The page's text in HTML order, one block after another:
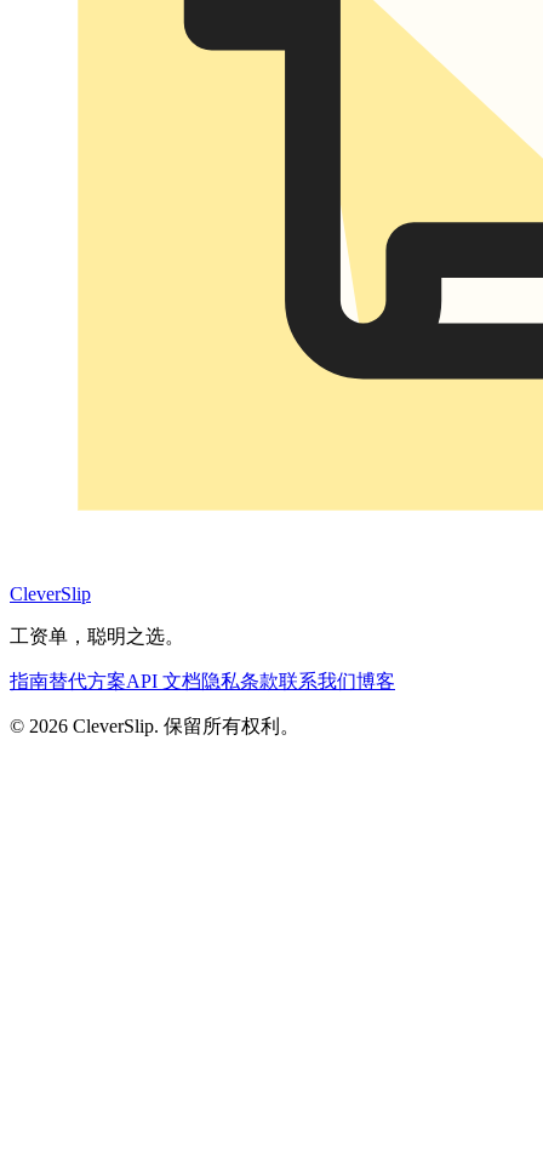
CleverSlip
工资单，聪明之选。
指南替代方案API 文档隐私条款联系我们博客
© 2026 CleverSlip. 保留所有权利。